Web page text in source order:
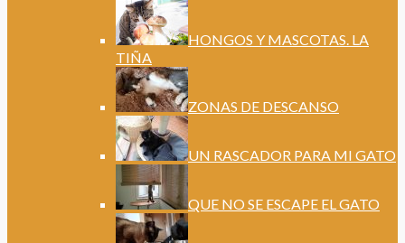
HONGOS Y MASCOTAS. LA
TIÑA
ZONAS DE DESCANSO
UN RASCADOR PARA MI GATO
QUE NO SE ESCAPE EL GATO